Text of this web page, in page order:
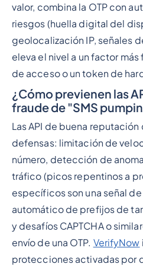
valor, combina la OTP con
riesgos (huella digital del
geolocalización IP, señales
eleva el nivel a un factor
de acceso o un token de
¿Cómo previenen las
fraude de "SMS
Las API de buena
defensas: limitación de
número, detección de
tráfico (picos repentinos a
específicos son una señal
automático de prefijos de
y desafíos CAPTCHA o
envío de una OTP. VerifyNow
protecciones activadas por